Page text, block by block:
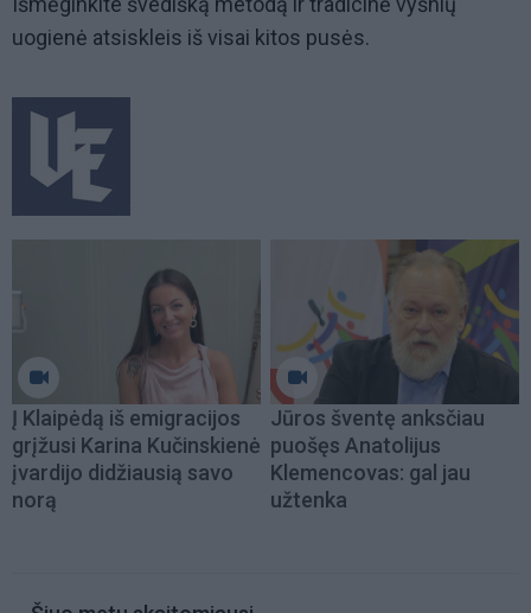
uogienė atsiskleis iš visai kitos pusės.
Į Klaipėdą iš emigracijos
grįžusi Karina Kučinskienė
įvardijo didžiausią savo
norą
Jūros šventę anksčiau
puošęs Anatolijus
Klemencovas: gal jau
užtenka